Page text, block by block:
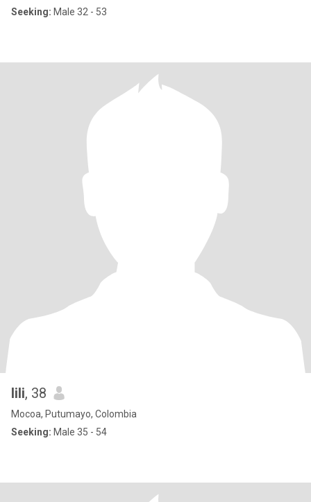
Seeking: Male 32 - 53
lili, 38
Mocoa, Putumayo, Colombia
Seeking: Male 35 - 54